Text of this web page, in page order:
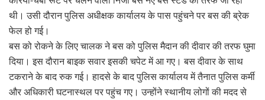
थी। उसी दौरान पुलिस अधीक्षक कार्यालय के पास पहुंचने पर बस की ब्रेक
फेल हो गई।
बस को रोकने के लिए चालक ने बस को पुलिस मैदान की दीवार की तरफ घुमा
दिया। इस दौरान बाइक सवार इसकी चपेट में आ गए। बस दीवार के साथ
टकराने के बाद रुक गई। हादसे के बाद पुलिस कार्यालय में तैनात पुलिस कर्मी
और अधिकारी घटनास्थल पर पहुंच गए। उन्होंने स्थानीय लोगों की मदद से